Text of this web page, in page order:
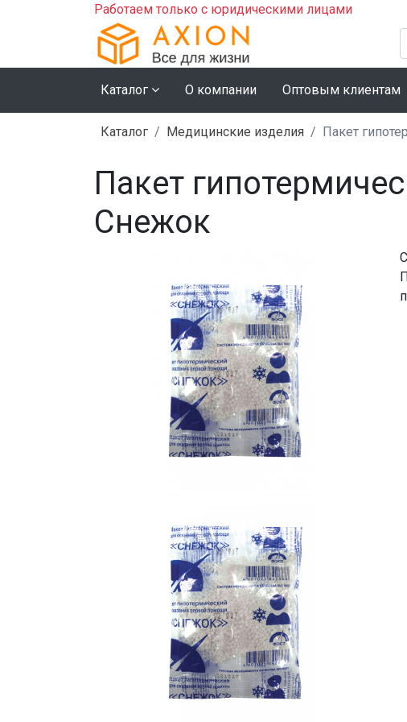
Работаем только с юридическими лицами
Каталог О компании Оптовым клиентам
Каталог Медицинские изделия Пакет
Пакет
Снежок